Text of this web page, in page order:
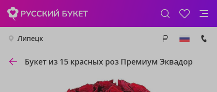
Липецк
Букет из 15 красных роз Премиум Эквадор